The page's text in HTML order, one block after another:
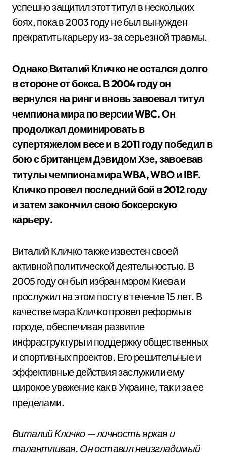
успешно защитил этот титул в нескольких
боях, пока в 2003 году не был вынужден
прекратить карьеру из-за серьезной травмы.
Однако Виталий Кличко не остался долго
в стороне от бокса. В 2004 году он
вернулся на ринг и вновь завоевал титул
чемпиона мира по версии WBC. Он
продолжал доминировать в
супертяжелом весе и в 2011 году победил в
бою с британцем Дэвидом Хэе, завоевав
титулы чемпиона мира WBA, WBO и IBF.
Кличко провел последний бой в 2012 году
и затем закончил свою боксерскую
карьеру.
Виталий Кличко также известен своей
активной политической деятельностью. В
2005 году он был избран мэром Киева и
прослужил на этом посту в течение 15 лет. В
качестве мэра Кличко провел реформы в
городе, обеспечивая развитие
инфраструктуры и поддержку общественных
и спортивных проектов. Его решительные и
эффективные действия заслужили ему
широкое уважение как в Украине, так и за ее
пределами.
Виталий Кличко — личность яркая и
талантливая. Он оставил неизгладимый